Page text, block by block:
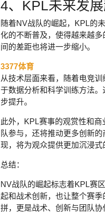
4、KPL未来发
随着NV战队的崛起，KPL的
化的不断普及，使得越来越
间的差距也将进一步缩小。
3377体育
从技术层面来看，随着电竞
于数据分析和科学训练方法
步提升。
此外，KPL赛事的观赏性和
队参与，还将推动更多创新
现，将为观众提供更加沉浸式
总结：
NV战队的崛起标志着KPL赛
起和战术创新，也让整个赛
拼，更是战术、创新与团队协